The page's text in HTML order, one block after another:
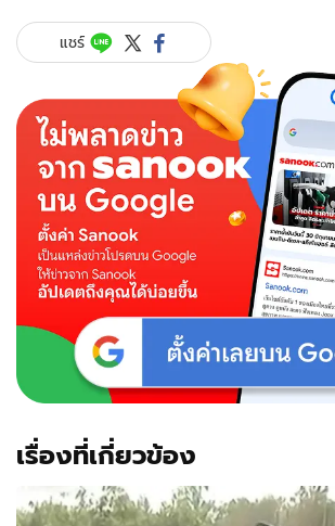
แชร์
เรื่องที่เกี่ยวข้อง